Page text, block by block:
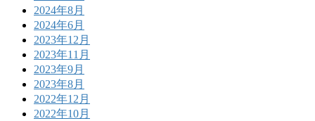
2024年8月
2024年6月
2023年12月
2023年11月
2023年9月
2023年8月
2022年12月
2022年10月